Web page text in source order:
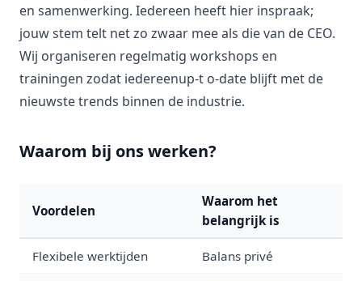
en samenwerking. Iedereen heeft hier inspraak;
jouw stem telt net zo zwaar mee als die van de CEO.
Wij organiseren regelmatig workshops en
trainingen zodat iedereenup-t o-date blijft met de
nieuwste trends binnen de industrie.
Waarom bij ons werken?
Voordelen
Waarom het
belangrijk is
Flexibele werktijden Balans privé